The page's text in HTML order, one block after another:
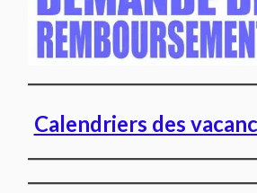
Calendriers des